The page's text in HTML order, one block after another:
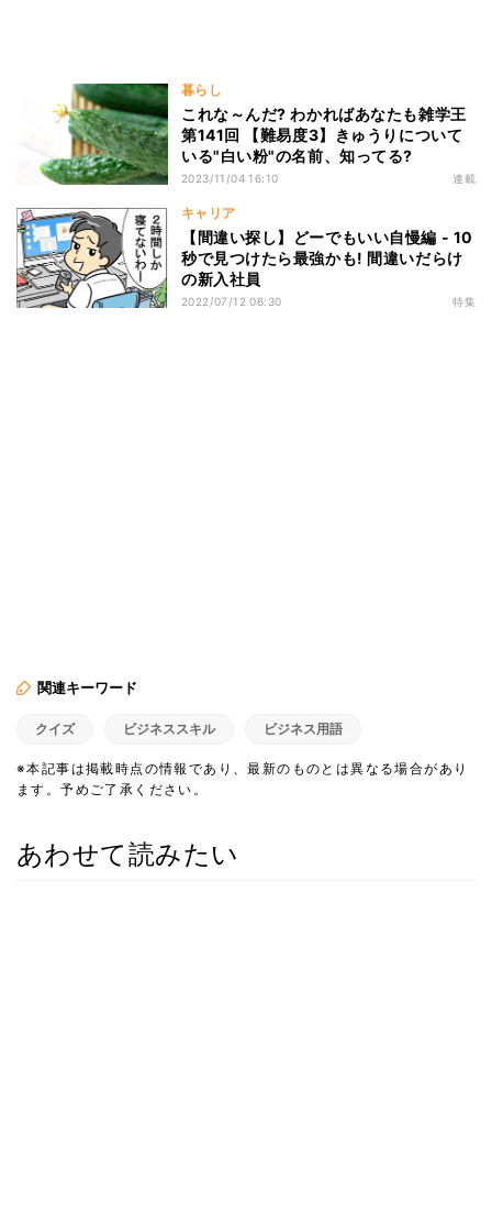
暮らし
これな～んだ? わかればあなたも雑学王
第141回 【難易度3】きゅうりについて
いる"白い粉"の名前、知ってる?
2023/11/04 16:10 連載
キャリア
【間違い探し】どーでもいい自慢編 - 10
秒で見つけたら最強かも! 間違いだらけ
の新入社員
2022/07/12 06:30 特集
関連キーワード
クイズ ビジネススキル ビジネス用語
※本記事は掲載時点の情報であり、最新のものとは異なる場合があり
ます。予めご了承ください。
あわせて読みたい